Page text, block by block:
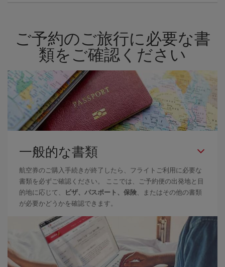
ご予約のご旅行に必要な書
類をご確認ください
一般的な書類
航空券のご購入手続きが終了したら、フライトご利用に必要な
書類を必ずご確認ください。 ここでは、ご予約便の出発地と目
的地に応じて、
ビザ、パスポート、保険 、またはその他の書類
が必要かどうかを確認できます。